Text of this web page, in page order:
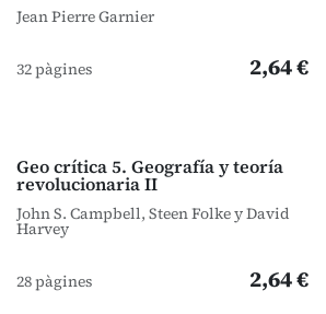
Jean Pierre Garnier
32 pàgines 2,64 €
Geo crítica 5. Geografía y teoría
revolucionaria II
John S. Campbell, Steen Folke y David
Harvey
28 pàgines 2,64 €